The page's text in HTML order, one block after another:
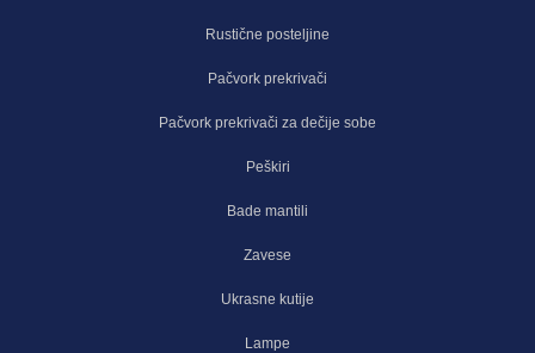
Rustične posteljine
Pačvork prekrivači
Pačvork prekrivači za dečije sobe
Peškiri
Bade mantili
Zavese
Ukrasne kutije
Lampe